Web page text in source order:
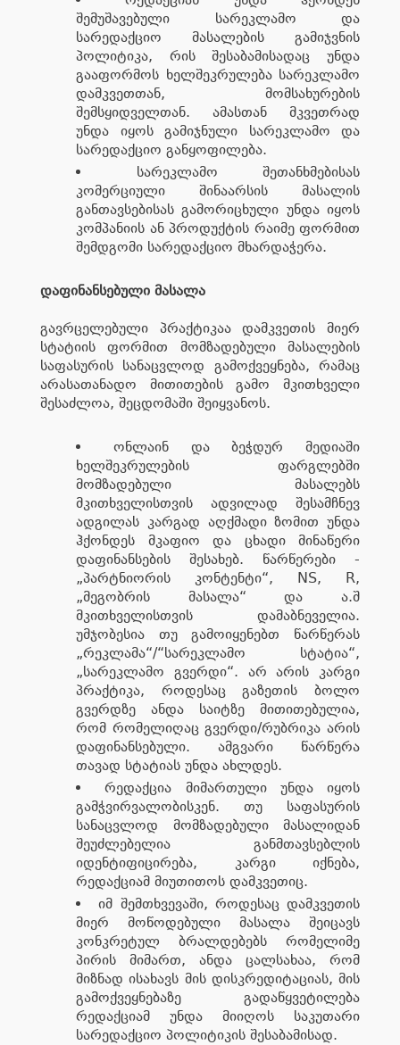
შემუშავებული სარეკლამო და
სარედაქციო მასალების გამიჯვნის
პოლიტიკა, რის შესაბამისადაც უნდა
გააფორმოს ხელშეკრულება სარეკლამო
დამკვეთთან, მომსახურების
შემსყიდველთან. ამასთან მკვეთრად
უნდა იყოს გამიჯნული სარეკლამო და
სარედაქციო განყოფილება.
სარეკლამო შეთანხმებისას
კომერციული შინაარსის მასალის
განთავსებისას გამორიცხული უნდა იყოს
კომპანიის ან პროდუქტის რაიმე ფორმით
შემდგომი სარედაქციო მხარდაჭერა.
დაფინანსებული მასალა
გავრცელებული პრაქტიკაა დამკვეთის მიერ
სტატიის ფორმით მომზადებული მასალების
საფასურის სანაცვლოდ გამოქვეყნება, რამაც
არასათანადო მითითების გამო მკითხველი
შესაძლოა, შეცდომაში შეიყვანოს.
ონლაინ და ბეჭდურ მედიაში
ხელშეკრულების ფარგლებში
მომზადებული მასალებს
მკითხველისთვის ადვილად შესამჩნევ
ადგილას კარგად აღქმადი ზომით უნდა
ჰქონდეს მკაფიო და ცხადი მინაწერი
დაფინანსების შესახებ. წარწერები -
„პარტნიორის კონტენტი“, NS, R,
„მეგობრის მასალა“ და ა.შ
მკითხველისთვის დამაბნეველია.
უმჯობესია თუ გამოიყენებთ წარწერას
„რეკლამა“/“სარეკლამო სტატია“,
„სარეკლამო გვერდი“. არ არის კარგი
პრაქტიკა, როდესაც გაზეთის ბოლო
გვერდზე ანდა საიტზე მითითებულია,
რომ რომელიღაც გვერდი/რუბრიკა არის
დაფინანსებული. ამგვარი წარწერა
თავად სტატიას უნდა ახლდეს.
რედაქცია მიმართული უნდა იყოს
გამჭვირვალობისკენ. თუ საფასურის
სანაცვლოდ მომზადებული მასალიდან
შეუძლებელია განმთავსებლის
იდენტიფიცირება, კარგი იქნება,
რედაქციამ მიუთითოს დამკვეთიც.
იმ შემთხვევაში, როდესაც დამკვეთის
მიერ მოწოდებული მასალა შეიცავს
კონკრეტულ ბრალდებებს რომელიმე
პირის მიმართ, ანდა ცალსახაა, რომ
მიზნად ისახავს მის დისკრედიტაციას, მის
გამოქვეყნებაზე გადაწყვეტილება
რედაქციამ უნდა მიიღოს საკუთარი
სარედაქციო პოლიტიკის შესაბამისად.